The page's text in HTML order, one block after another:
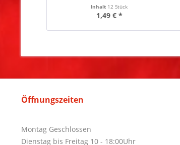
Inhalt 12 Stück
1,49 € *
Öffnungszeiten
Montag Geschlossen
Dienstag bis Freitag 10 - 18:00Uhr